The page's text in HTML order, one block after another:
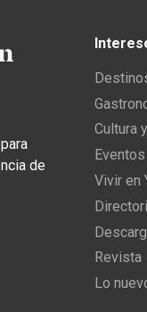
de
Cultura
Vivir en
Revista
Lo